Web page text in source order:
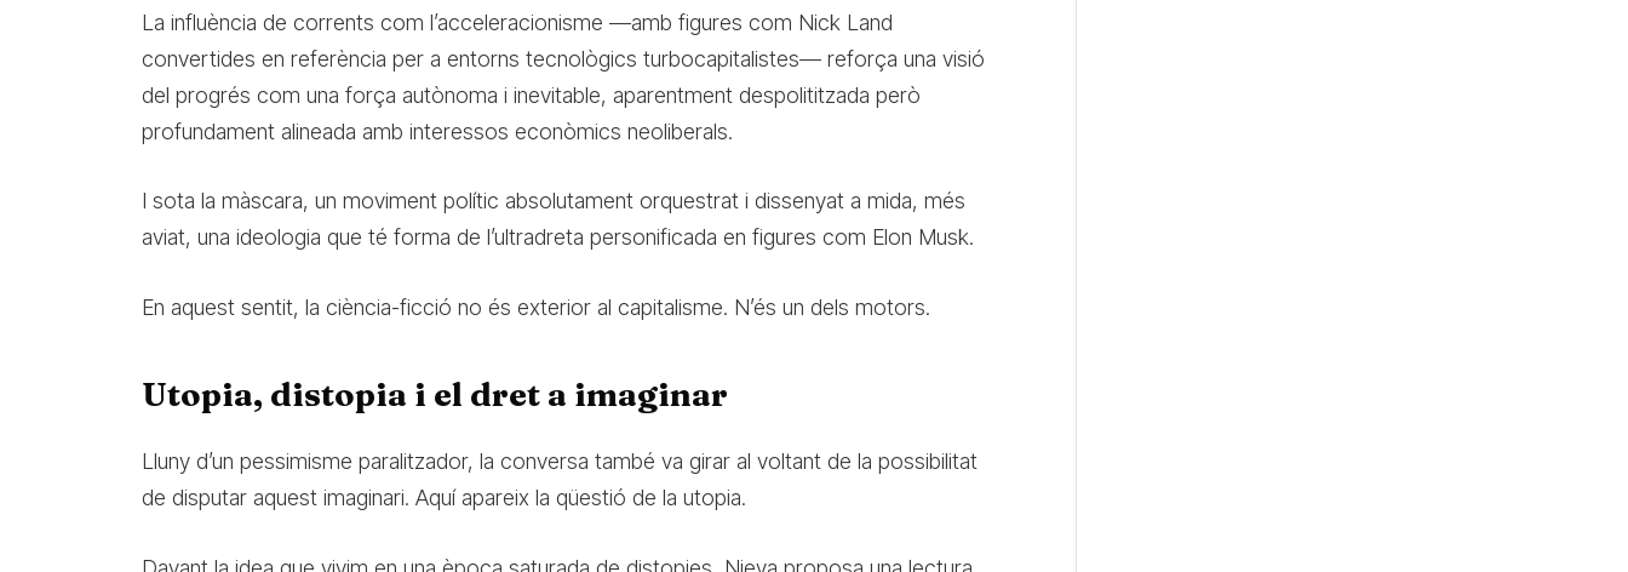
La influència de corrents com l’acceleracionisme —amb figures com Nick Land
convertides en referència per a entorns tecnològics turbocapitalistes— reforça una visió
del progrés com una força autònoma i inevitable, aparentment despolititzada però
profundament alineada amb interessos econòmics neoliberals.
I sota la màscara, un moviment polític absolutament orquestrat i dissenyat a mida, més
aviat, una ideologia que té forma de l’ultradreta personificada en figures com Elon Musk.
En aquest sentit, la ciència-ficció no és exterior al capitalisme. N’és un dels motors.
Utopia, distopia i el dret a imaginar
Lluny d’un pessimisme paralitzador, la conversa també va girar al voltant de la possibilitat
de disputar aquest imaginari. Aquí apareix la qüestió de la utopia.